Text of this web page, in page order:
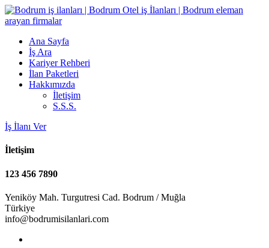
Ana Sayfa
İş Ara
Kariyer Rehberi
İlan Paketleri
Hakkımızda
İletişim
S.S.S.
İş İlanı Ver
İletişim
123 456 7890
Yeniköy Mah. Turgutresi Cad. Bodrum / Muğla
Türkiye
info@bodrumisilanlari.com